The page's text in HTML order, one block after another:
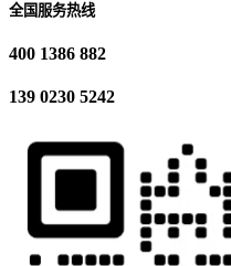
全国服务热线
400 1386 882
139 0230 5242